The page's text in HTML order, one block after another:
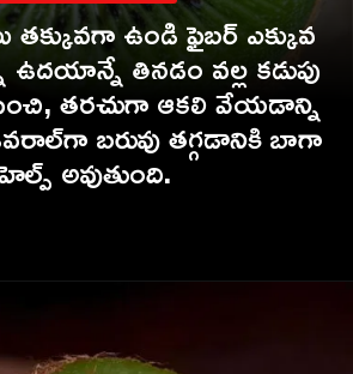
తక్కువగా ఉండి ఫైబర్ ఎక్కువ
ఉదయాన్నే తినడం వల్ల కడుపు
తరచుగా ఆకలి వేయడాన్ని
బరువు తగ్గడానికి బాగా